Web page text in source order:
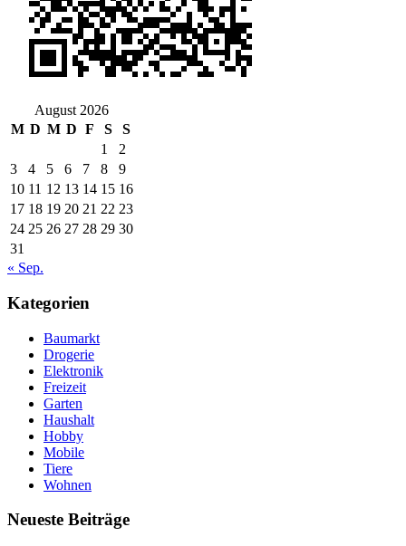
August 2026
M D M D F S
S
1
2
3
4 5 6 7 8
9
10 11 12 13 14 15 16
17 18 19 20 21 22 23
24 25 26 27 28 29 30
31
« Sep.
Kategorien
Baumarkt
Drogerie
Elektronik
Freizeit
Garten
Haushalt
Hobby
Mobile
Tiere
Wohnen
Neueste Beiträge